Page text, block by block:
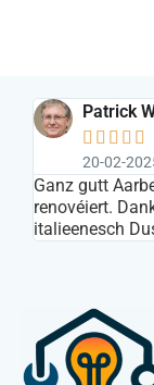
Patrick
    
20-02-
Ganz gutt
renovéiert.
italieenesch